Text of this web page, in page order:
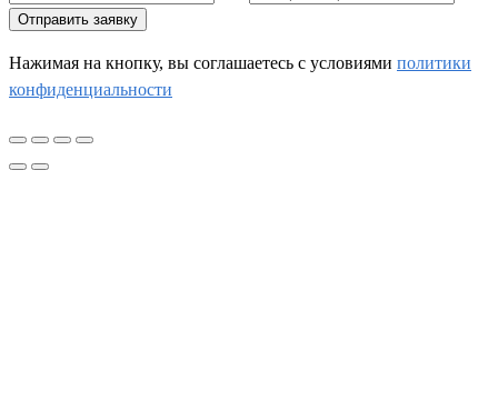
Отправить заявку
Нажимая на кнопку, вы соглашаетесь c условиями политики
конфиденциальности